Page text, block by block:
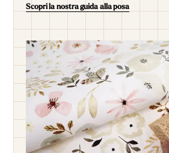
Scopri la nostra guida alla posa